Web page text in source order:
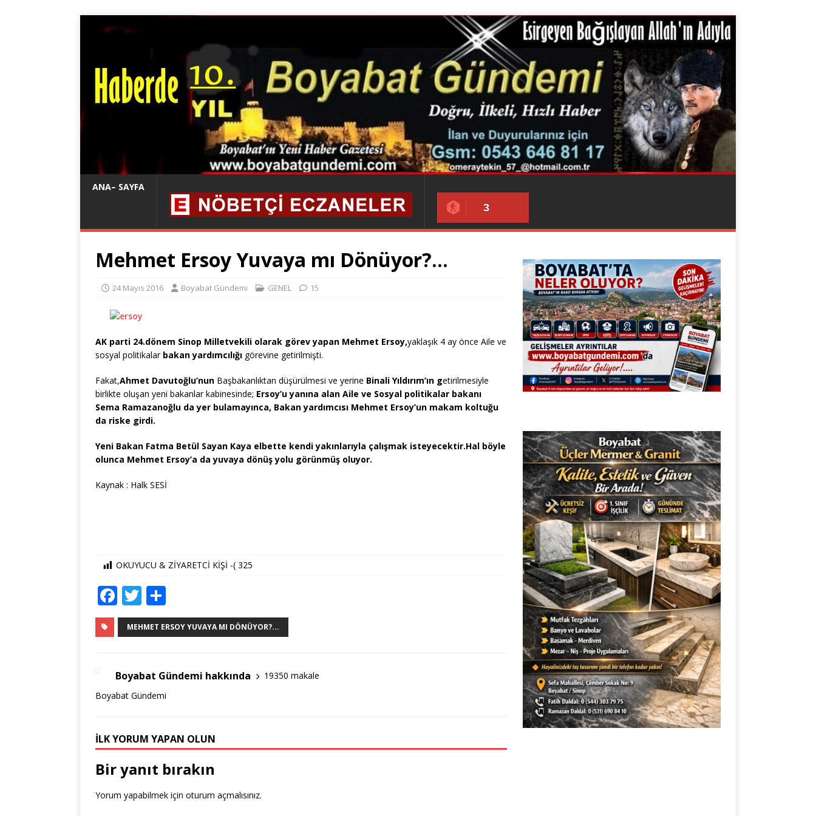
ANA– SAYFA
3
Mehmet Ersoy Yuvaya mı Dönüyor?…
24 Mayıs 2016 Boyabat Gündemi GENEL 15
AK parti 24.dönem Sinop Milletvekili olarak görev yapan Mehmet Ersoy,yaklaşık 4 ay önce Aile ve
sosyal politikalarbakan yardımcılığı görevine getirilmişti.
Fakat,Ahmet Davutoğlu’nun Başbakanlıktan düşürülmesi ve yerine Binali Yıldırım’ın getirilmesiyle
birlikte oluşan yeni bakanlar kabinesinde; Ersoy’u yanına alan Aile ve Sosyal politikalar bakanı
Sema Ramazanoğlu da yer bulamayınca, Bakan yardımcısı Mehmet Ersoy’un makam koltuğu
da riske girdi.
Yeni Bakan Fatma Betül Sayan Kaya elbette kendi yakınlarıyla çalışmak isteyecektir.Hal böyle
olunca Mehmet Ersoy’a da yuvaya dönüş yolu görünmüş oluyor.
Kaynak : Halk SESİ
OKUYUCU & ZİYARETCİ KİŞİ -( 325
F
a
c
b
o
k
T
w
it
r
h
ar
MEHMET ERSOY YUVAYA MI DÖNÜYOR?...
Boyabat Gündemi hakkında
19350 makale
Boyabat Gündemi
İLK YORUM YAPAN OLUN
Bir yanıt bırakın
Yorum yapabilmek için oturum açmalısınız.